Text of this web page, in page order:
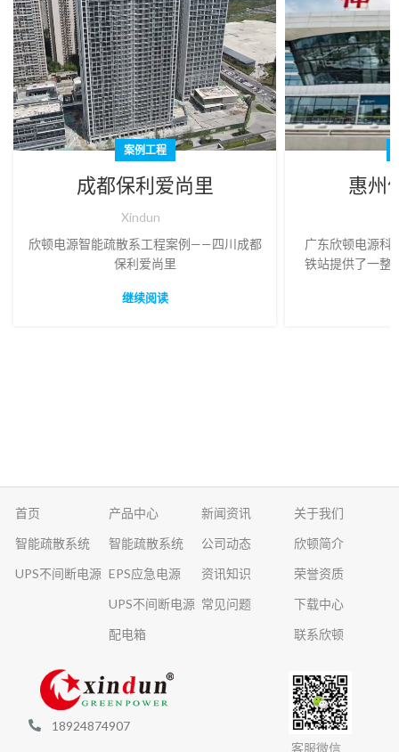
案例工程
成都保利爱尚里
Xindun
欣顿电源智能疏散系工程案例——四川成都
保利爱尚里
继续阅读
惠州
广东欣顿电源科
铁站提供了一整
首页
智能疏散系统
UPS不间断电源
产品中心
智能疏散系统
EPS应急电源
UPS不间断电源
配电箱
新闻资讯
公司动态
资讯知识
常见问题
关于我们
欣顿简介
荣誉资质
下载中心
联系欣顿
18924874907
客服微信